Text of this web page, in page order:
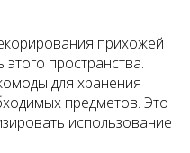
прихожей
пространства.
для хранения
предметов. Это
использование